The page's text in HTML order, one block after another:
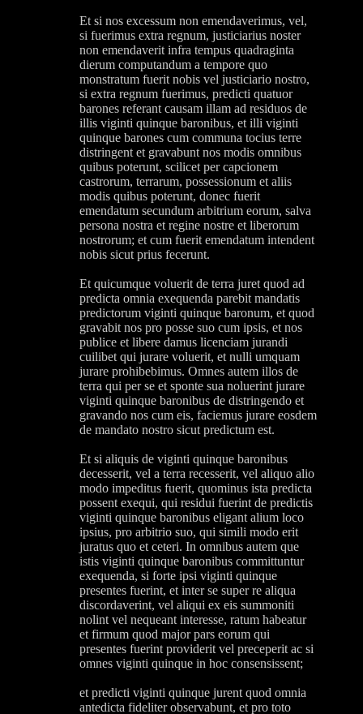
Et si nos excessum non emendaverimus, vel,
si fuerimus extra regnum, justiciarius noster
non emendaverit infra tempus quadraginta
dierum computandum a tempore quo
monstratum fuerit nobis vel justiciario nostro,
si extra regnum fuerimus, predicti quatuor
barones referant causam illam ad residuos de
illis viginti quinque baronibus, et illi viginti
quinque barones cum communa tocius terre
distringent et gravabunt nos modis omnibus
quibus poterunt, scilicet per capcionem
castrorum, terrarum, possessionum et aliis
modis quibus poterunt, donec fuerit
emendatum secundum arbitrium eorum, salva
persona nostra et regine nostre et liberorum
nostrorum; et cum fuerit emendatum intendent
nobis sicut prius fecerunt.
Et quicumque voluerit de terra juret quod ad
predicta omnia exequenda parebit mandatis
predictorum viginti quinque baronum, et quod
gravabit nos pro posse suo cum ipsis, et nos
publice et libere damus licenciam jurandi
cuilibet qui jurare voluerit, et nulli umquam
jurare prohibebimus. Omnes autem illos de
terra qui per se et sponte sua noluerint jurare
viginti quinque baronibus de distringendo et
gravando nos cum eis, faciemus jurare eosdem
de mandato nostro sicut predictum est.
Et si aliquis de viginti quinque baronibus
decesserit, vel a terra recesserit, vel aliquo alio
modo impeditus fuerit, quominus ista predicta
possent exequi, qui residui fuerint de predictis
viginti quinque baronibus eligant alium loco
ipsius, pro arbitrio suo, qui simili modo erit
juratus quo et ceteri. In omnibus autem que
istis viginti quinque baronibus committuntur
exequenda, si forte ipsi viginti quinque
presentes fuerint, et inter se super re aliqua
discordaverint, vel aliqui ex eis summoniti
nolint vel nequeant interesse, ratum habeatur
et firmum quod major pars eorum qui
presentes fuerint providerit vel preceperit ac si
omnes viginti quinque in hoc consensissent;
et predicti viginti quinque jurent quod omnia
antedicta fideliter observabunt, et pro toto